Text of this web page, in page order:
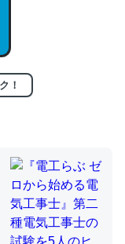
2023/03/27
回収されないけ
ればするほど分
！